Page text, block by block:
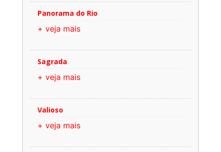
Panorama do Rio
+ veja mais
Sagrada
+ veja mais
Valioso
+ veja mais